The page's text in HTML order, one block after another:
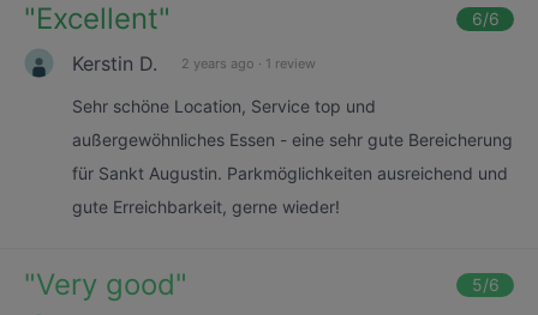
"Excellent" 6/6
Kerstin D. 2 years ago · 1 review
Sehr schöne Location, Service top und
außergewöhnliches Essen - eine sehr gute Bereicherung
für Sankt Augustin. Parkmöglichkeiten ausreichend und
gute Erreichbarkeit, gerne wieder!
"Very good" 5/6